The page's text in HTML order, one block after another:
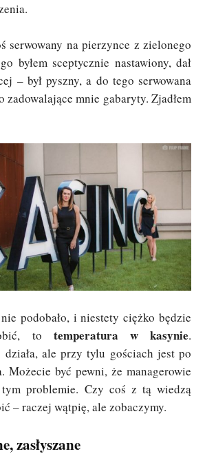
serwowany na pierzynce z zielonego
byłem sceptycznie nastawiony, dał
– był pyszny, a do tego serwowana
zadowalające mnie gabaryty. Zjadłem
podobało, i niestety ciężko będzie
to temperatura w kasynie.
ale przy tylu gościach jest po
Możecie być pewni, że managerowie
problemie. Czy coś z tą wiedzą
– raczej wątpię, ale zobaczymy.
zasłyszane